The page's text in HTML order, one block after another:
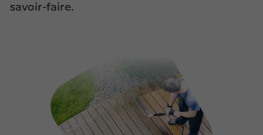
savoir-faire.